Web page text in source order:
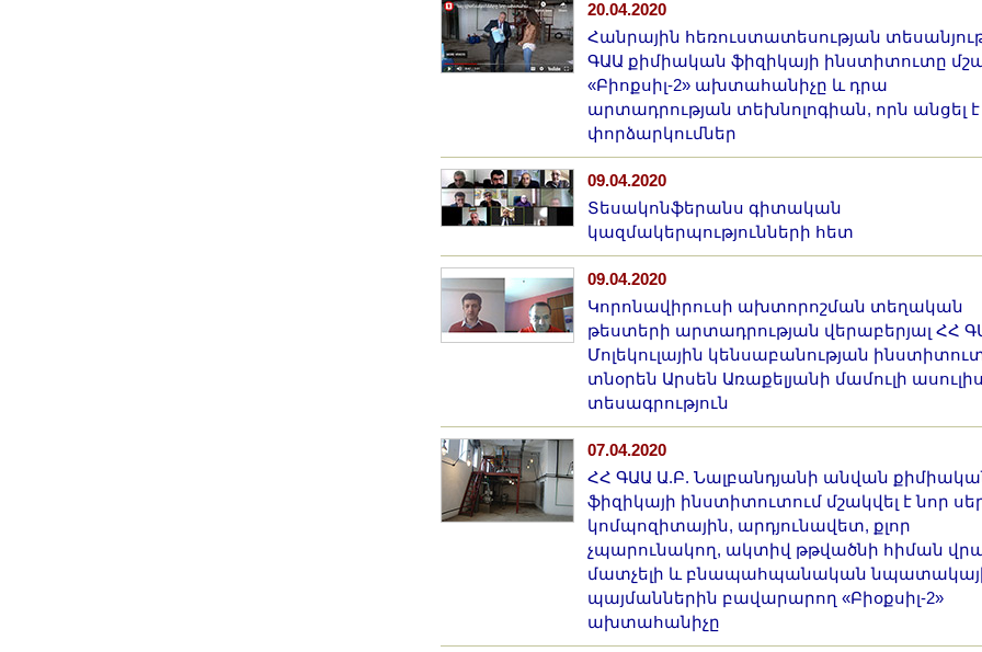
20.04.2020
Հանրային հեռուստատեսության
ԳԱԱ քիմիական ֆիզիկայի ինստիտուտը
«Բիոքսիլ-2» ախտահանիչը և դրա
արտադրության տեխնոլոգիան, որն անցել է
փորձարկումներ
09.04.2020
Տեսակոնֆերանս գիտական
կազմակերպությունների հետ
09.04.2020
Կորոնավիրուսի ախտորոշման տեղական
թեստերի արտադրության վերաբերյալ ՀՀ
Մոլեկուլային կենսաբանության
տնօրեն Արսեն Առաքելյանի մամուլի
տեսագրություն
07.04.2020
ՀՀ ԳԱԱ Ա.Բ. Նալբանդյանի անվան
ֆիզիկայի ինստիտուտում մշակվել է նոր
կոմպոզիտային, արդյունավետ, քլոր
չպարունակող, ակտիվ թթվածնի հիման
մատչելի և բնապահպանական
պայմաններին բավարարող «Բիօքսիլ-2»
ախտահանիչը